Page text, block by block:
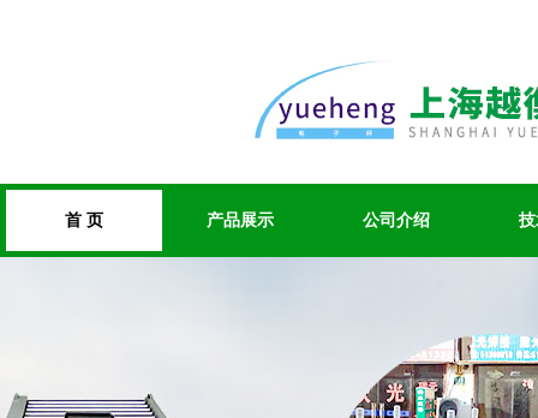
首 页 产品展示 公司介绍